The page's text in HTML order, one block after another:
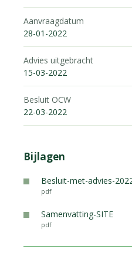
Aanvraagdatum
28-01-2022
Advies uitgebracht
15-03-2022
Besluit OCW
22-03-2022
Bijlagen
Besluit-met-advies-
pdf
Samenvatting-SITE
pdf